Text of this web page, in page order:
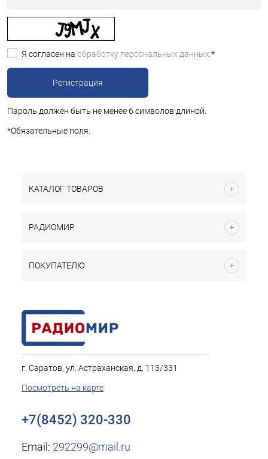
Я согласен на обработку персональных данных. *
Пароль должен быть не менее 6 символов длиной.
*Обязательные поля.
КАТАЛОГ ТОВАРОВ
РАДИОМИР
ПОКУПАТЕЛЮ
г. Саратов, ул. Астраханская, д. 113/331
Посмотреть на карте
+7(8452) 320-330
Email: 292299@mail.ru